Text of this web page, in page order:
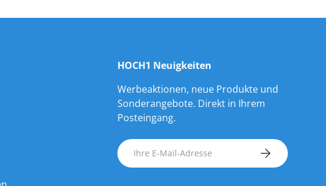
HOCH1 Neuigkeiten
Werbeaktionen, neue Produkte und
Sonderangebote. Direkt in Ihrem
Posteingang.
E-Mail ABONNIEREN